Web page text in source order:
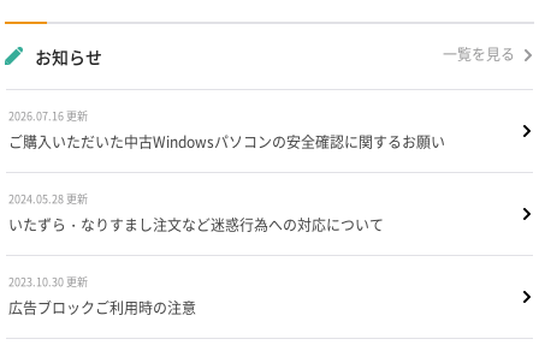
お知らせ 一覧を見る
2026.07.16 更新
ご購入いただいた中古Windowsパソコンの安全確認に関するお願い
2024.05.28 更新
いたずら・なりすまし注文など迷惑行為への対応について
2023.10.30 更新
広告ブロックご利用時の注意